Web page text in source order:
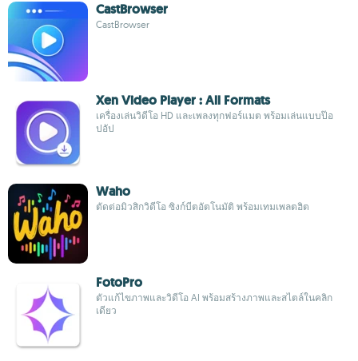
CastBrowser
CastBrowser
Xen Video Player : All Formats
เครื่องเล่นวิดีโอ HD และเพลงทุกฟอร์แมต พร้อมเล่นแบบป๊อ
ปอัป
Waho
ตัดต่อมิวสิกวิดีโอ ซิงก์บีตอัตโนมัติ พร้อมเทมเพลตฮิต
FotoPro
ตัวแก้ไขภาพและวิดีโอ AI พร้อมสร้างภาพและสไตล์ในคลิก
เดียว